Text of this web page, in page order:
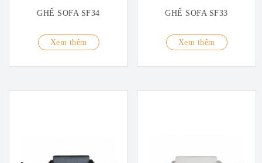
GHẾ SOFA SF34
Xem thêm
GHẾ SOFA SF33
Xem thêm